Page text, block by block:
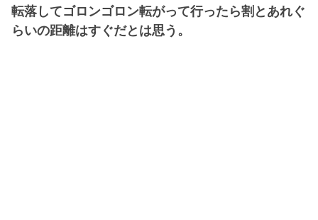
転落してゴロンゴロン転がって行ったら割とあれぐ
らいの距離はすぐだとは思う。